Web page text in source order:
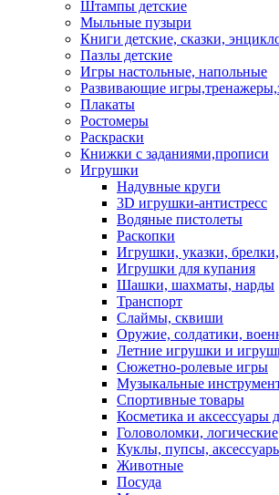
Штампы детские
Мыльные пузыри
Книги детские, сказки,
Пазлы детские
Игры настольные, напольные
Развивающие
Плакаты
Ростомеры
Раскраски
Книжки с заданиями,прописи
Игрушки
Надувные круги
3D игрушки-антистресс
Водяные пистолеты
Раскопки
Игрушки, указки,
Игрушки для купания
Шашки, шахматы, нарды
Транспорт
Слаймы, сквиши
Оружие, солдатики,
Летние игрушки и
Сюжетно-ролевые игры
Музыкальные
Спортивные товары
Косметика и аксессуары
Головоломки, логические
Куклы, пупсы,
Животные
Посуда